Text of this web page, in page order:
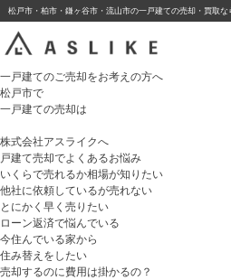
松戸市・柏市・鎌ヶ谷市・流山市の一戸建ての売却・買取な
一戸建てのご売却をお考えの方へ
松戸市で
一戸建ての売却は
株式会社アスライクへ
戸建て売却でよくあるお悩み
いくらで売れるか相場が知りたい
他社に依頼しているが売れない
とにかく早く 売りたい
ローン返済で悩んでいる
今住んでいる家から
住み替えをしたい
売却するのに費用は掛かるの？